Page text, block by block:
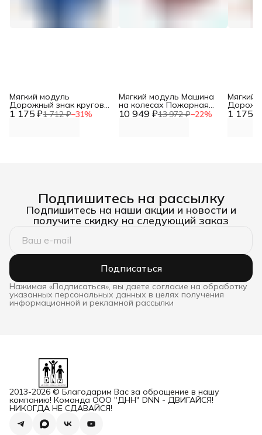
1 175 ₽1 712 ₽−31%
Мягкий модуль
Дорожный знак круговое
движение DNN 10 949 ₽13 972 ₽−22%
Мягкий модуль Машина
на колесах Пожарная
DNN 1 175 ₽
Мягкий
Подпишитесь на рассылку
Подпишитесь на наши акции и новости и
получите скидку на следующий заказ
Подписаться
Нажимая «Подписаться», вы даете согласие на обработку
указанных персональных данных в целях получения
информационной и рекламной рассылки
2013-2026 © Благодарим Вас за обращение в нашу
компанию! Команда ООО "ДНН" DNN - ДВИГАЙСЯ!
НИКОГДА НЕ СДАВАЙСЯ!